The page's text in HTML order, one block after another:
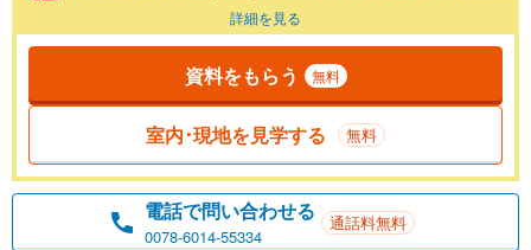
詳細を見る
資料をもらう 無料
室内･現地を見学する 無料
電話で問い合わせる
0078-6014-55334
通話料無料